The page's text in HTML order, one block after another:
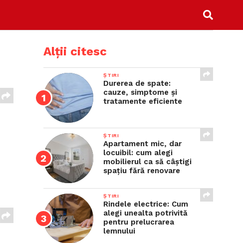
Alții citesc
ȘTIRI
Durerea de spate:
cauze, simptome și
tratamente eficiente
ȘTIRI
Apartament mic, dar
locuibil: cum alegi
mobilierul ca să câștigi
spațiu fără renovare
ȘTIRI
Rindele electrice: Cum
alegi unealta potrivită
pentru prelucrarea
lemnului